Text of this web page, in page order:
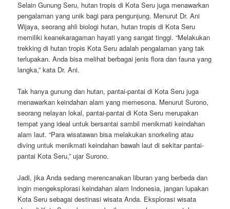
Selain Gunung Seru, hutan tropis di Kota Seru juga menawarkan
pengalaman yang unik bagi para pengunjung. Menurut Dr. Ani
Wijaya, seorang ahli biologi hutan, hutan tropis di Kota Seru
memiliki keanekaragaman hayati yang sangat tinggi. “Melakukan
trekking di hutan tropis Kota Seru adalah pengalaman yang tak
terlupakan. Anda bisa melihat berbagai jenis flora dan fauna yang
langka,” kata Dr. Ani.
Tak hanya gunung dan hutan, pantai-pantai di Kota Seru juga
menawarkan keindahan alam yang memesona. Menurut Surono,
seorang nelayan lokal, pantai-pantai di Kota Seru merupakan
tempat yang ideal untuk bersantai sambil menikmati keindahan
alam laut. “Para wisatawan bisa melakukan snorkeling atau
diving untuk menikmati keindahan bawah laut di sekitar pantai-
pantai Kota Seru,” ujar Surono.
Jadi, jika Anda sedang merencanakan liburan yang berbeda dan
ingin mengeksplorasi keindahan alam Indonesia, jangan lupakan
Kota Seru sebagai destinasi wisata Anda. Eksplorasi wisata